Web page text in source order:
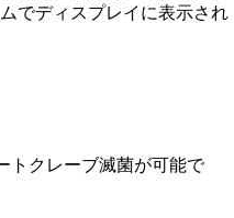
でディスプレイに表示され
トクレーブ滅菌が可能で